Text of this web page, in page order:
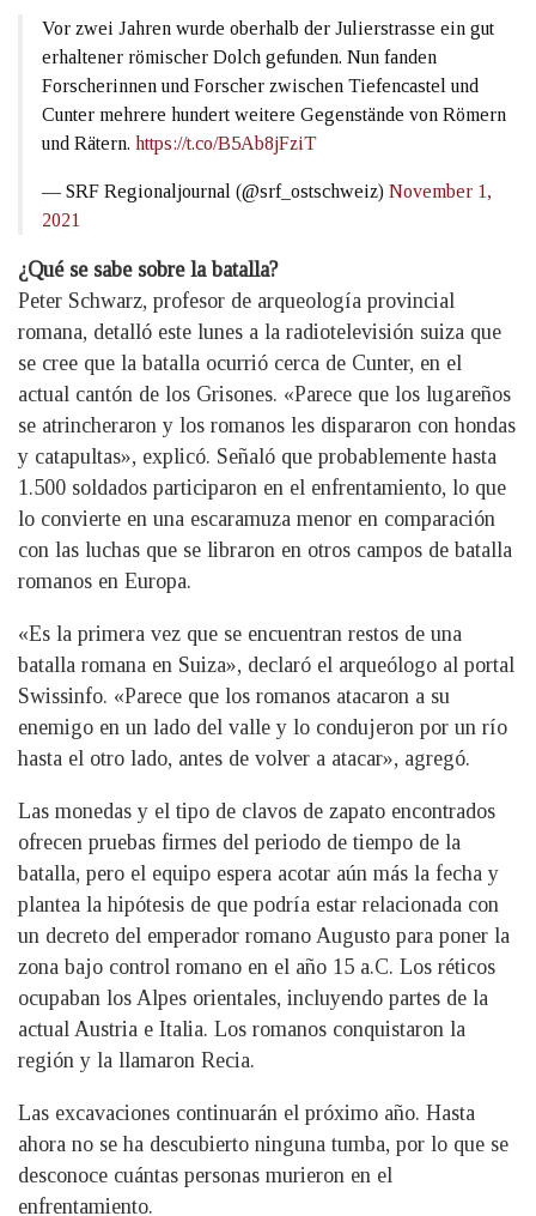
Vor zwei Jahren wurde oberhalb der Julierstrasse ein gut
erhaltener römischer Dolch gefunden. Nun fanden
Forscherinnen und Forscher zwischen Tiefencastel und
Cunter mehrere hundert weitere Gegenstände von Römern
und Rätern. https://t.co/B5Ab8jFziT
— SRF Regionaljournal (@srf_ostschweiz) November 1,
2021
¿Qué se sabe sobre la batalla?
Peter Schwarz, profesor de arqueología provincial
romana, detalló este lunes a la radiotelevisión suiza que
se cree que la batalla ocurrió cerca de Cunter, en el
actual cantón de los Grisones. «Parece que los lugareños
se atrincheraron y los romanos les dispararon con hondas
y catapultas», explicó. Señaló que probablemente hasta
1.500 soldados participaron en el enfrentamiento, lo que
lo convierte en una escaramuza menor en comparación
con las luchas que se libraron en otros campos de batalla
romanos en Europa.
«Es la primera vez que se encuentran restos de una
batalla romana en Suiza», declaró el arqueólogo al portal
Swissinfo. «Parece que los romanos atacaron a su
enemigo en un lado del valle y lo condujeron por un río
hasta el otro lado, antes de volver a atacar», agregó.
Las monedas y el tipo de clavos de zapato encontrados
ofrecen pruebas firmes del periodo de tiempo de la
batalla, pero el equipo espera acotar aún más la fecha y
plantea la hipótesis de que podría estar relacionada con
un decreto del emperador romano Augusto para poner la
zona bajo control romano en el año 15 a.C. Los réticos
ocupaban los Alpes orientales, incluyendo partes de la
actual Austria e Italia. Los romanos conquistaron la
región y la llamaron Recia.
Las excavaciones continuarán el próximo año. Hasta
ahora no se ha descubierto ninguna tumba, por lo que se
desconoce cuántas personas murieron en el
enfrentamiento.